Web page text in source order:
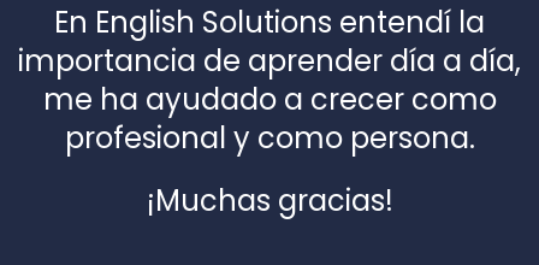
En English Solutions entendí la
importancia de aprender día a día,
me ha ayudado a crecer como
profesional y como persona.
¡Muchas gracias!